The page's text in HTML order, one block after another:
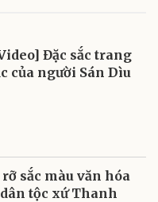
Đặc sắc trang
của người Sán Dìu
rỡ sắc màu văn hóa
tộc xứ Thanh